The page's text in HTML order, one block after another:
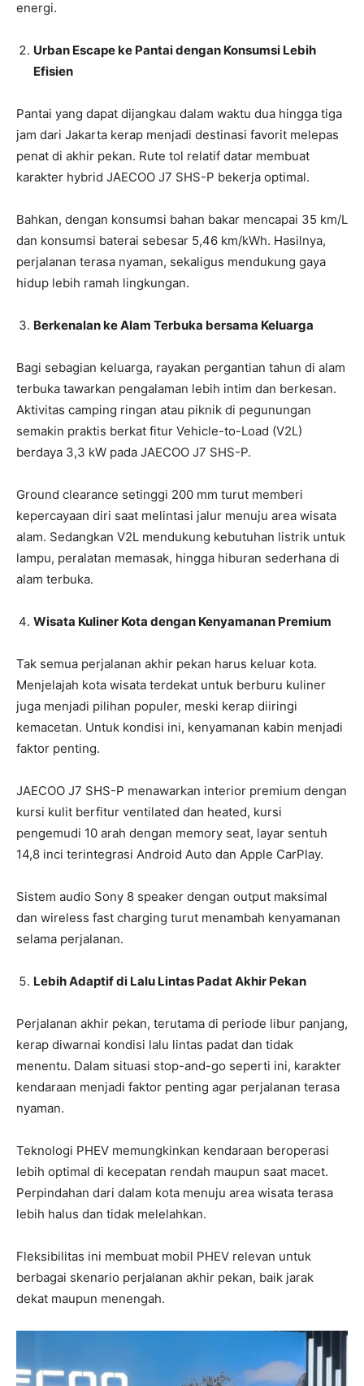
energi.
Urban Escape ke Pantai dengan Konsumsi Lebih
Efisien
Pantai yang dapat dijangkau dalam waktu dua hingga tiga
jam dari Jakarta kerap menjadi destinasi favorit melepas
penat di akhir pekan. Rute tol relatif datar membuat
karakter hybrid JAECOO J7 SHS-P bekerja optimal.
Bahkan, dengan konsumsi bahan bakar mencapai 35 km/L
dan konsumsi baterai sebesar 5,46 km/kWh. Hasilnya,
perjalanan terasa nyaman, sekaligus mendukung gaya
hidup lebih ramah lingkungan.
Berkenalan ke Alam Terbuka bersama Keluarga
Bagi sebagian keluarga, rayakan pergantian tahun di alam
terbuka tawarkan pengalaman lebih intim dan berkesan.
Aktivitas camping ringan atau piknik di pegunungan
semakin praktis berkat fitur Vehicle-to-Load (V2L)
berdaya 3,3 kW pada JAECOO J7 SHS-P.
Ground clearance setinggi 200 mm turut memberi
kepercayaan diri saat melintasi jalur menuju area wisata
alam. Sedangkan V2L mendukung kebutuhan listrik untuk
lampu, peralatan memasak, hingga hiburan sederhana di
alam terbuka.
Wisata Kuliner Kota dengan Kenyamanan Premium
Tak semua perjalanan akhir pekan harus keluar kota.
Menjelajah kota wisata terdekat untuk berburu kuliner
juga menjadi pilihan populer, meski kerap diiringi
kemacetan. Untuk kondisi ini, kenyamanan kabin menjadi
faktor penting.
JAECOO J7 SHS-P menawarkan interior premium dengan
kursi kulit berfitur ventilated dan heated, kursi
pengemudi 10 arah dengan memory seat, layar sentuh
14,8 inci terintegrasi Android Auto dan Apple CarPlay.
Sistem audio Sony 8 speaker dengan output maksimal
dan wireless fast charging turut menambah kenyamanan
selama perjalanan.
Lebih Adaptif di Lalu Lintas Padat Akhir Pekan
Perjalanan akhir pekan, terutama di periode libur panjang,
kerap diwarnai kondisi lalu lintas padat dan tidak
menentu. Dalam situasi stop-and-go seperti ini, karakter
kendaraan menjadi faktor penting agar perjalanan terasa
nyaman.
Teknologi PHEV memungkinkan kendaraan beroperasi
lebih optimal di kecepatan rendah maupun saat macet.
Perpindahan dari dalam kota menuju area wisata terasa
lebih halus dan tidak melelahkan.
Fleksibilitas ini membuat mobil PHEV relevan untuk
berbagai skenario perjalanan akhir pekan, baik jarak
dekat maupun menengah.